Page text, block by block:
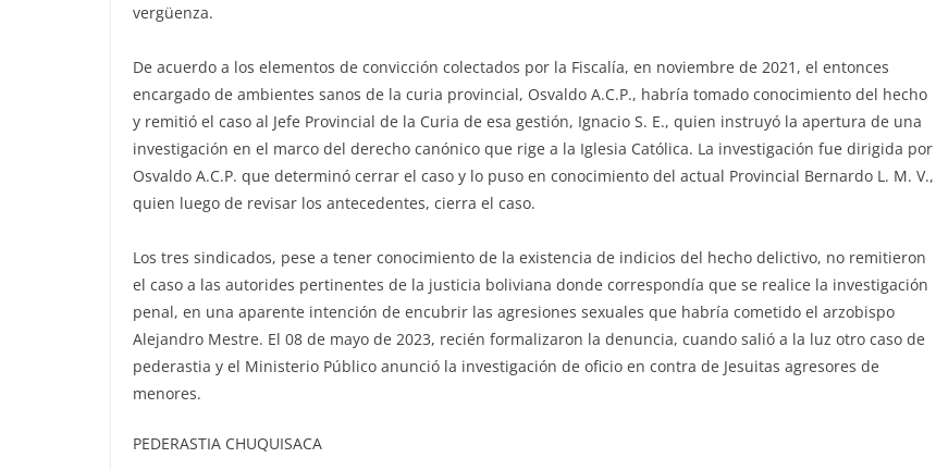
vergüenza.
De acuerdo a los elementos de convicción colectados por la Fiscalía, en noviembre de 2021, el entonces
encargado de ambientes sanos de la curia provincial, Osvaldo A.C.P., habría tomado conocimiento del hecho
y remitió el caso al Jefe Provincial de la Curia de esa gestión, Ignacio S. E., quien instruyó la apertura de una
investigación en el marco del derecho canónico que rige a la Iglesia Católica. La investigación fue dirigida por
Osvaldo A.C.P. que determinó cerrar el caso y lo puso en conocimiento del actual Provincial Bernardo L. M. V.,
quien luego de revisar los antecedentes, cierra el caso.
Los tres sindicados, pese a tener conocimiento de la existencia de indicios del hecho delictivo, no remitieron
el caso a las autorides pertinentes de la justicia boliviana donde correspondía que se realice la investigación
penal, en una aparente intención de encubrir las agresiones sexuales que habría cometido el arzobispo
Alejandro Mestre. El 08 de mayo de 2023, recién formalizaron la denuncia, cuando salió a la luz otro caso de
pederastia y el Ministerio Público anunció la investigación de oficio en contra de Jesuitas agresores de
menores.
PEDERASTIA CHUQUISACA